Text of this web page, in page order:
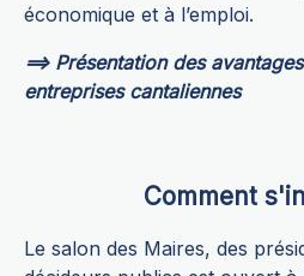
économique et à l’emploi.
==> Présentation des
entreprises cantaliennes
Comment
Le salon des Maires, des